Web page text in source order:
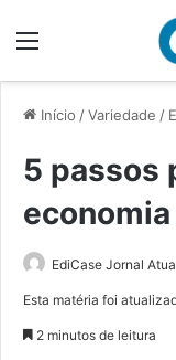
Início /Variedade /
5 passos
EdiCase Jornal
Esta matéria foi
2 minutos de leitura